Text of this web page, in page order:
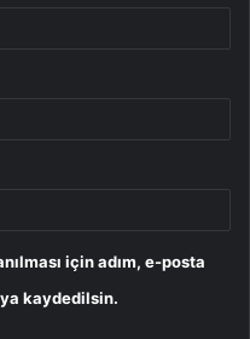
için adım, e-posta
kaydedilsin.